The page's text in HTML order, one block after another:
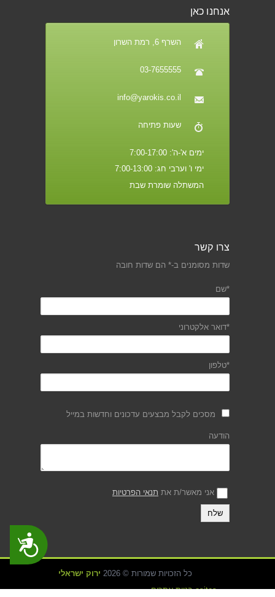
נגישות
אנחנו כאן
השרף 6, רמת השרון
03-7655555
info@yarokis.co.il
שעות פתיחה
ימים א'-ה': 7:00-17:00
ימי ו' וערבי חג: 7:00-13:00
המשתלה שומרת שבת
צרו קשר
שדות מסומנים ב-* הם שדות חובה
*שם
*דואר אלקטרוני
*טלפון
מסכים לקבל מבצעים עדכונים וחדשות במייל
הודעה
אני מאשר/ת את תנאי הפרטיות
כל הזכויות שמורות © 2026
ירוק ישראלי
asites בניית אתרים